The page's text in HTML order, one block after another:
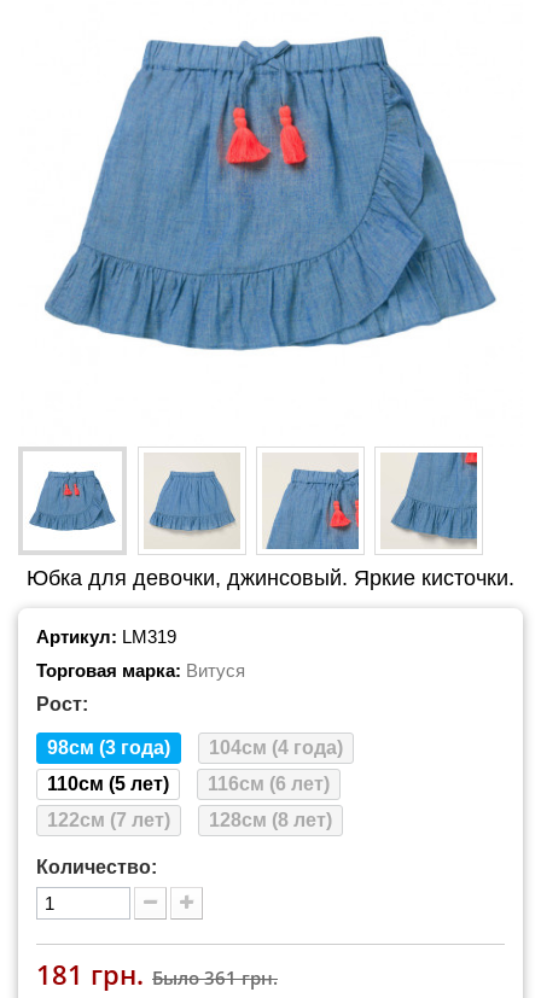
Юбка для девочки, джинсовый. Яркие кисточки.
Артикул: LM319
Торговая марка: Витуся
Рост:
98см (3 года)
104см (4 года)
110см (5 лет)
116см (6 лет)
122см (7 лет)
128см (8 лет)
Количество:
181 грн. Было361 грн.